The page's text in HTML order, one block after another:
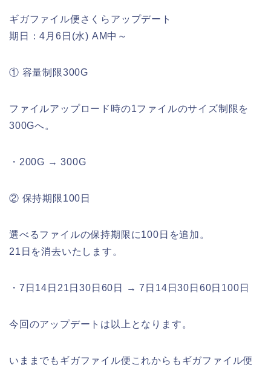
ギガファイル便さくらアップデート
期日：4月6日(水) AM中～
① 容量制限300G
ファイルアップロード時の1ファイルのサイズ制限を
300Gへ。
・200G → 300G
② 保持期限100日
選べるファイルの保持期限に100日を追加。
21日を消去いたします。
・7日14日21日30日60日 → 7日14日30日60日100日
今回のアップデートは以上となります。
いままでもギガファイル便これからもギガファイル便